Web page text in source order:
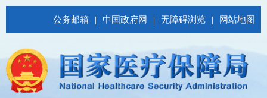
公务邮箱 | 中国政府网 | 无障碍浏览 | 网站地图